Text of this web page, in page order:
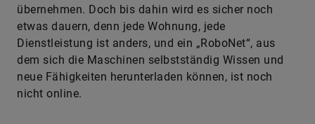
übernehmen. Doch bis dahin wird es sicher noch
etwas dauern, denn jede Wohnung, jede
Dienstleistung ist anders, und ein „RoboNet“, aus
dem sich die Maschinen selbstständig Wissen und
neue Fähigkeiten herunterladen können, ist noch
nicht online.